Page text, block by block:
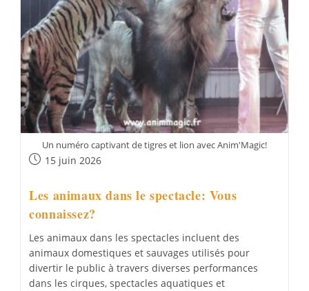
Un numéro captivant de tigres et lion avec Anim'Magic!
Publication
15 juin 2026
Les animaux dans le spectacle: Vous
connaissez?
Les animaux dans les spectacles incluent des
animaux domestiques et sauvages utilisés pour
divertir le public à travers diverses performances
dans les cirques, spectacles aquatiques et